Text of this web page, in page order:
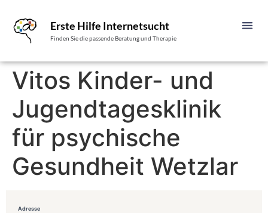
Erste Hilfe Internetsucht
Finden Sie die passende Beratung und Therapie
Vitos Kinder- und
Jugendtagesklinik
für psychische
Gesundheit Wetzlar
Adresse